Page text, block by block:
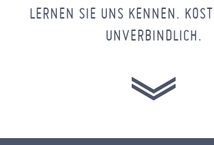
LERNEN SIE UNS KENNEN.
UNVERBINDLICH.